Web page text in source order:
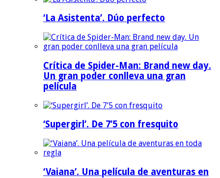
‘La Asistenta’. Dúo perfecto
Crítica de Spider-Man: Brand new day.
Un gran poder conlleva una gran
película
‘Supergirl’. De 7’5 con fresquito
‘Vaiana’. Una película de aventuras en